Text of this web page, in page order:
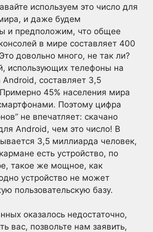
используем это число для
и даже будем
и предположим, что общее
в мире составляет 400
довольно много, не так ли?
использующих телефоны на
Android, составляет 3,5
45% населения мира
Поэтому цифра
не впечатляет: скачано
Android, чем это число! В
3,5 миллиарда человек,
есть устройство, по
такое же мощное, как
устройство не может
пользовательскую базу.
оказалось недостаточно,
вас, позвольте нам заявить,